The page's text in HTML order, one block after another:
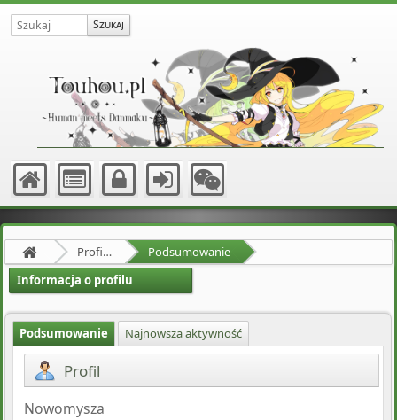
Profil użytkownika Hillel Hartmann
Podsumowanie
Informacja o profilu
Podsumowanie Najnowsza aktywność
Profil
Nowomysza